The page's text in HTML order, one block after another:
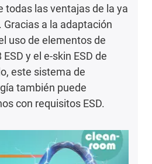
todas las ventajas de la ya
Gracias a la adaptación
uso de elementos de
y el e-skin ESD de
este sistema de
también puede
con requisitos ESD.